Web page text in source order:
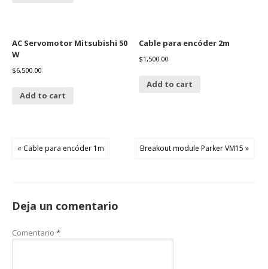
AC Servomotor Mitsubishi 50
W
$6,500.00
Add to cart
Cable para encóder 2m
$1,500.00
Add to cart
« Cable para encóder 1m Breakout module Parker VM15 »
Deja un comentario
Comentario *